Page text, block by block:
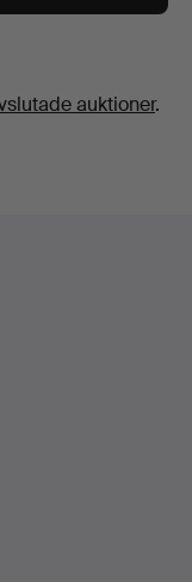
auktioner.